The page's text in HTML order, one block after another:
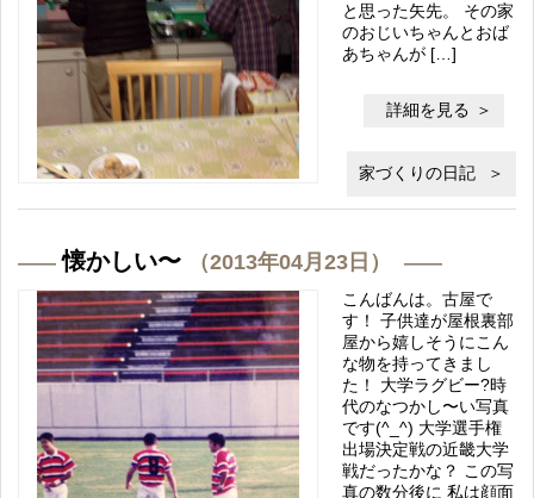
と思った矢先。 その家
のおじいちゃんとおば
あちゃんが […]
詳細を見る
家づくりの日記
懐かしい〜 （2013年04月23日）
こんばんは。古屋で
す！ 子供達が屋根裏部
屋から嬉しそうにこん
な物を持ってきまし
た！ 大学ラグビー?時
代のなつかし〜い写真
です(^_^) 大学選手権
出場決定戦の近畿大学
戦だったかな？ この写
真の数分後に 私は顔面